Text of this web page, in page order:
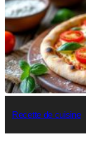
Recette de cuisine